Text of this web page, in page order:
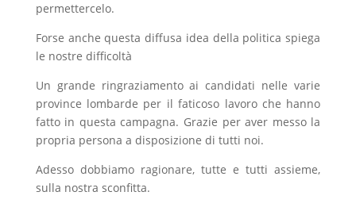
permettercelo.
Forse anche questa diffusa idea della politica spiega
le nostre difficoltà
Un grande ringraziamento ai candidati nelle varie
province lombarde per il faticoso lavoro che hanno
fatto in questa campagna. Grazie per aver messo la
propria persona a disposizione di tutti noi.
Adesso dobbiamo ragionare, tutte e tutti assieme,
sulla nostra sconfitta.